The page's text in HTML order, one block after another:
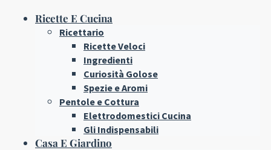
Ricette E Cucina
Ricettario
Ricette Veloci
Ingredienti
Curiosità Golose
Spezie e Aromi
Pentole e Cottura
Elettrodomestici Cucina
Gli Indispensabili
Casa E Giardino